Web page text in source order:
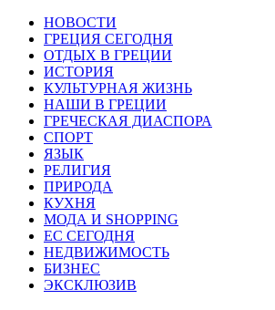
НОВОСТИ
ГРЕЦИЯ СЕГОДНЯ
ОТДЫХ В ГРЕЦИИ
ИСТОРИЯ
КУЛЬТУРНАЯ ЖИЗНЬ
НАШИ В ГРЕЦИИ
ГРЕЧЕСКАЯ ДИАСПОРА
СПОРТ
ЯЗЫК
РЕЛИГИЯ
ПРИРОДА
КУХНЯ
МОДА И SHOPPING
ЕС СЕГОДНЯ
НЕДВИЖИМОСТЬ
БИЗНЕС
ЭКСКЛЮЗИВ